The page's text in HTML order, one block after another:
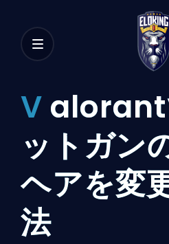
V alorant
ットガン
ヘアを変
法